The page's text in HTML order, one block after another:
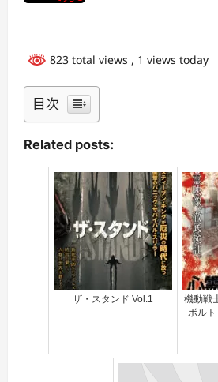
823 total views , 1 views today
目次
Related posts:
ザ・スタンド Vol.1
機動戦
ボル